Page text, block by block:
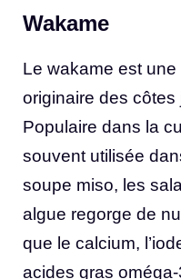
Wakame
Le wakame est
originaire des
Populaire dans la
souvent utilisée
soupe miso, les
algue regorge de
que le calcium,
acides gras